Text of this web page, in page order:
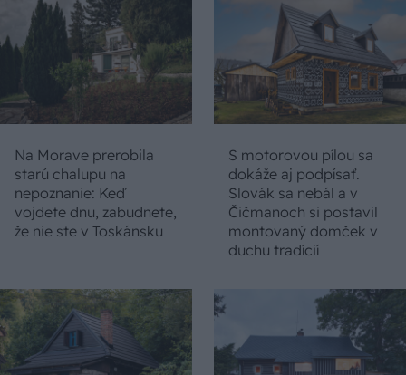
Na Morave prerobila
starú chalupu na
nepoznanie: Keď
vojdete dnu, zabudnete,
že nie ste v Toskánsku
S motorovou pílou sa
dokáže aj podpísať.
Slovák sa nebál a v
Čičmanoch si postavil
montovaný domček v
duchu tradícií